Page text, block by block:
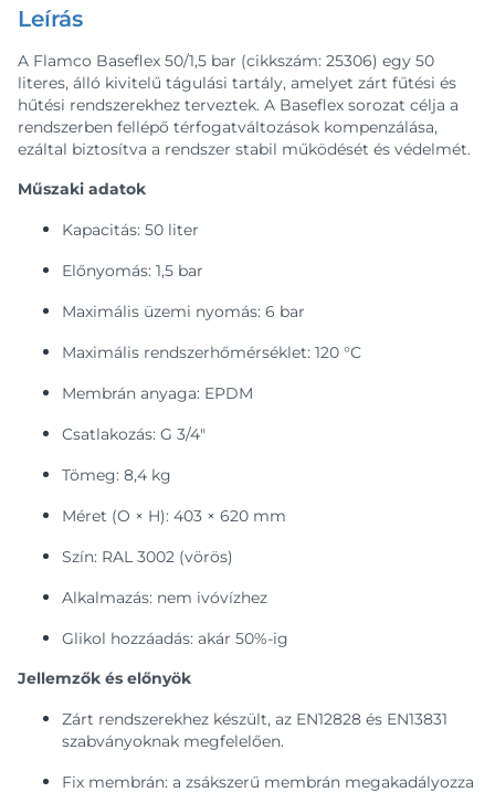
Leírás
A Flamco Baseflex 50/1,5 bar (cikkszám: 25306) egy 50
literes, álló kivitelű tágulási tartály, amelyet zárt fűtési és
hűtési rendszerekhez terveztek. A Baseflex sorozat célja a
rendszerben fellépő térfogatváltozások kompenzálása,
ezáltal biztosítva a rendszer stabil működését és védelmét.
Műszaki adatok
Kapacitás: 50 liter
Előnyomás: 1,5 bar
Maximális üzemi nyomás: 6 bar
Maximális rendszerhőmérséklet: 120 °C
Membrán anyaga: EPDM
Csatlakozás: G 3/4"
Tömeg: 8,4 kg
Méret (O × H): 403 × 620 mm
Szín: RAL 3002 (vörös)
Alkalmazás: nem ivóvízhez
Glikol hozzáadás: akár 50%-ig
Jellemzők és előnyök
Zárt rendszerekhez készült, az EN12828 és EN13831
szabványoknak megfelelően.
Fix membrán: a zsákszerű membrán megakadályozza